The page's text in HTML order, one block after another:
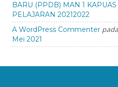
BARU (PPDB) MAN 1
PELAJARAN 20212022
A WordPress Commenter pada
Mei 2021